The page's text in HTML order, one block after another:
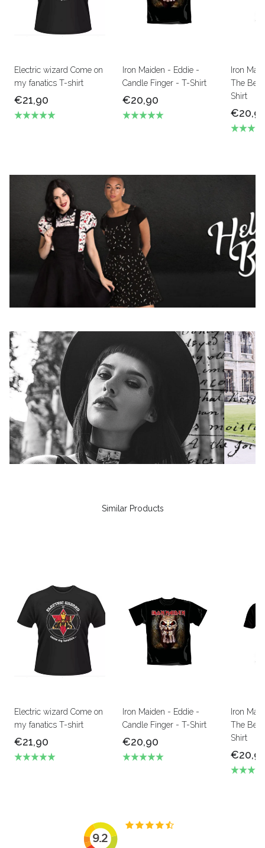
Electric wizard Come on
my fanatics T-shirt
€21,90
Iron Maiden - Eddie -
Candle Finger - T-Shirt
€20,90
Iron
The
Shirt
Similar Products
Electric wizard Come on
my fanatics T-shirt
€21,90
Iron Maiden - Eddie -
Candle Finger - T-Shirt
€20,90
Iron
The
Shirt